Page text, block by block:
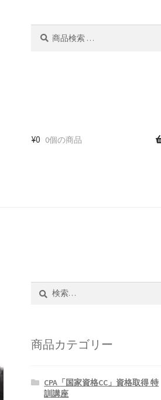
¥0 0個の商品
商品カテゴリー
CPA「国家資格CC」資格取得 特
訓講座